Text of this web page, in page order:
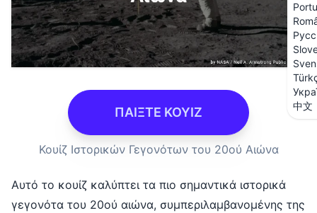
中文
ΠΑΙΞΤΕ ΚΟΥΙΖ
Κουίζ Ιστορικών Γεγονότων του 20ού Αιώνα
Αυτό το κουίζ καλύπτει τα πιο σημαντικά ιστορικά
γεγονότα του 20ού αιώνα, συμπεριλαμβανομένης της